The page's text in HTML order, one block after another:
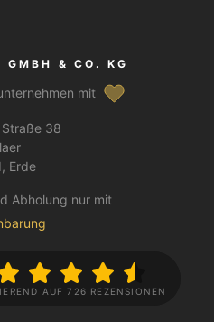
GMBH & CO. KG
mit
38
Erde
Abholung nur mit
AUF 726 REZENSIONEN